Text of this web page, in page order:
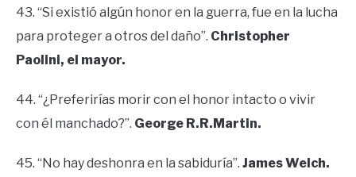
43. “Si existió algún honor en la guerra, fue en la lucha
para proteger a otros del daño”. Christopher
Paolini, el mayor.
44. “¿Preferirías morir con el honor intacto o vivir
con él manchado?”. George R.R.Martin.
45. “No hay deshonra en la sabiduría”. James Welch.